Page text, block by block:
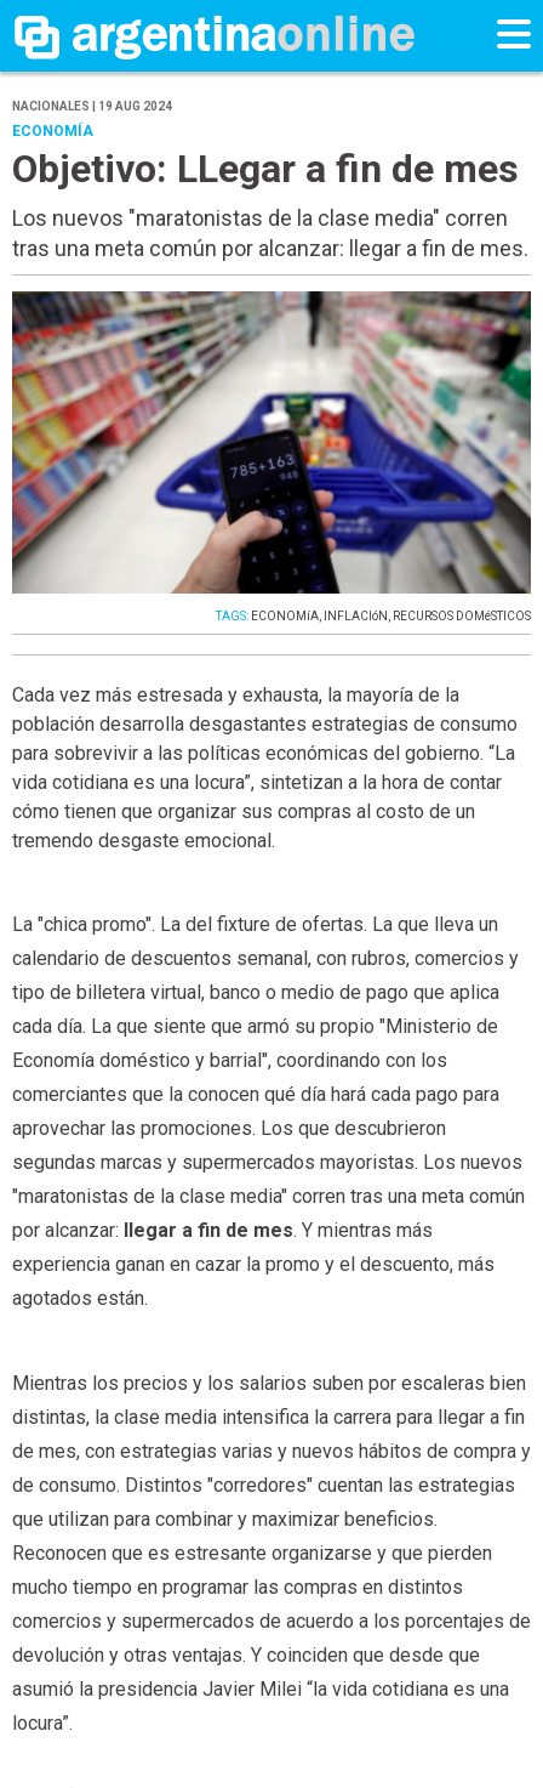
NACIONALES | 19 AUG 2024
ECONOMÍA
Objetivo: LLegar a fin de mes
Los nuevos "maratonistas de la clase media" corren
tras una meta común por alcanzar: llegar a fin de mes.
TAGS: ECONOMíA, INFLACIóN , RECURSOS DOMéSTICOS
Cada vez más estresada y exhausta, la mayoría de la
población desarrolla desgastantes estrategias de consumo
para sobrevivir a las políticas económicas del gobierno. “La
vida cotidiana es una locura”, sintetizan a la hora de contar
cómo tienen que organizar sus compras al costo de un
tremendo desgaste emocional.
La "chica promo". La del fixture de ofertas. La que lleva un
calendario de descuentos semanal, con rubros, comercios y
tipo de billetera virtual, banco o medio de pago que aplica
cada día. La que siente que armó su propio "Ministerio de
Economía doméstico y barrial", coordinando con los
comerciantes que la conocen qué día hará cada pago para
aprovechar las promociones. Los que descubrieron
segundas marcas y supermercados mayoristas. Los nuevos
"maratonistas de la clase media" corren tras una meta común
por alcanzar: llegar a fin de mes. Y mientras más
experiencia ganan en cazar la promo y el descuento, más
agotados están.
Mientras los precios y los salarios suben por escaleras bien
distintas, la clase media intensifica la carrera para llegar a fin
de mes, con estrategias varias y nuevos hábitos de compra y
de consumo. Distintos "corredores" cuentan las estrategias
que utilizan para combinar y maximizar beneficios.
Reconocen que es estresante organizarse y que pierden
mucho tiempo en programar las compras en distintos
comercios y supermercados de acuerdo a los porcentajes de
devolución y otras ventajas. Y coinciden que desde que
asumió la presidencia Javier Milei “la vida cotidiana es una
locura”.